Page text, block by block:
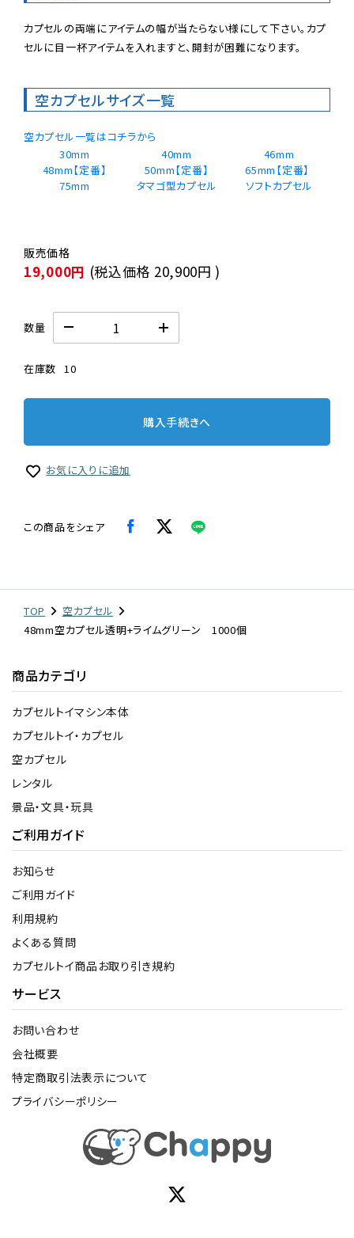
カプセルの両端にアイテムの幅が当たらない様にして下さい。カプ
セルに目一杯アイテムを入れますと、開封が困難になります。
空カプセルサイズ一覧
空カプセル一覧はコチラから
30mm
40mm
46mm
48mm【定番】
50mm【定番】
65mm【定番】
75mm
タマゴ型カプセル
19,000円 (税込価格 20,900円 )
数量
在庫数 10
購入手続きへ
お気に入りに追加
この商品をシェア
TOP
空カプセル
48mm空カプセル透明+ライムグリーン 1000個
商品カテゴリ
カプセルトイマシン本体
カプセルトイ・カプセル
空カプセル
レンタル
景品・文具・玩具
ご利用ガイド
お知らせ
ご利用ガイド
利用規約
よくある質問
カプセルトイ商品お取り引き規約
サービス
お問い合わせ
会社概要
特定商取引法表示について
プライバシーポリシー